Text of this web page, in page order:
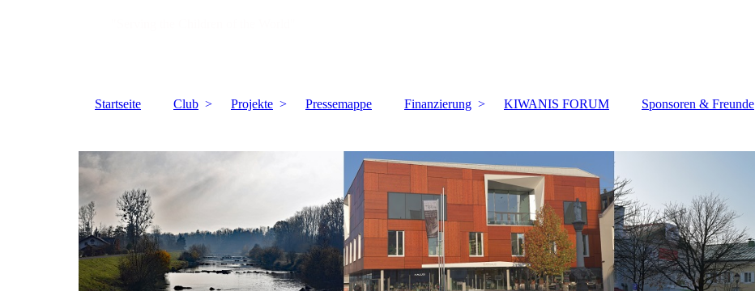
Startseite Club Projekte Pressemappe Finanzierung KIWANIS FORUM Sponsoren & Freunde